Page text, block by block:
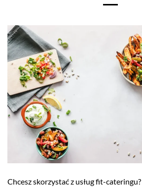
Chcesz skorzystać z usług fit-